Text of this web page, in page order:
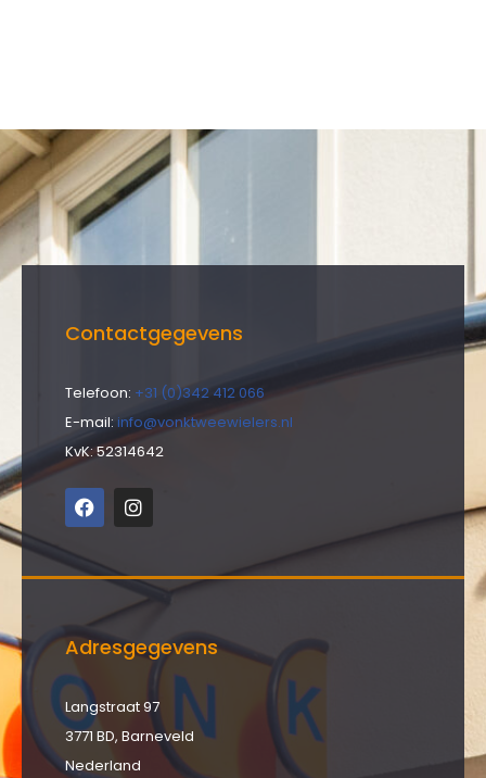
Contactgegevens
Telefoon: +31 (0)342 412 066
E-mail: info@vonktweewielers.nl
KvK: 52314642
Adresgegevens
Langstraat 97
3771 BD, Barneveld
Nederland